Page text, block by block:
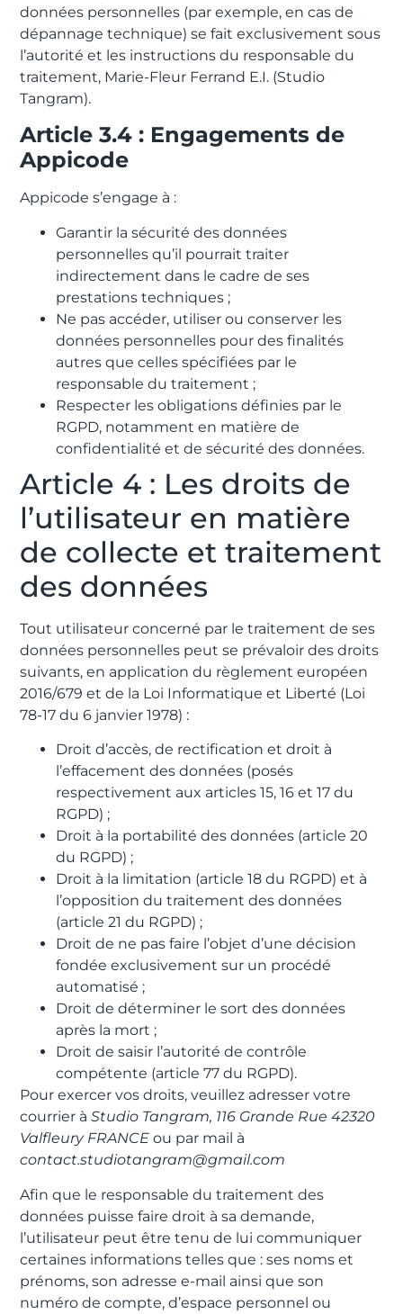
données personnelles (par exemple, en cas de
dépannage technique) se fait exclusivement sous
l’autorité et les instructions du responsable du
traitement, Marie-Fleur Ferrand E.I. (Studio
Tangram).
Article 3.4 : Engagements de
Appicode
Appicode s’engage à :
Garantir la sécurité des données
personnelles qu’il pourrait traiter
indirectement dans le cadre de ses
prestations techniques ;
Ne pas accéder, utiliser ou conserver les
données personnelles pour des finalités
autres que celles spécifiées par le
responsable du traitement ;
Respecter les obligations définies par le
RGPD, notamment en matière de
confidentialité et de sécurité des données.
Article 4 : Les droits de
l’utilisateur en matière
de collecte et traitement
des données
Tout utilisateur concerné par le traitement de ses
données personnelles peut se prévaloir des droits
suivants, en application du règlement européen
2016/679 et de la Loi Informatique et Liberté (Loi
78-17 du 6 janvier 1978) :
Droit d’accès, de rectification et droit à
l’effacement des données (posés
respectivement aux articles 15, 16 et 17 du
RGPD) ;
Droit à la portabilité des données (article 20
du RGPD) ;
Droit à la limitation (article 18 du RGPD) et à
l’opposition du traitement des données
(article 21 du RGPD) ;
Droit de ne pas faire l’objet d’une décision
fondée exclusivement sur un procédé
automatisé ;
Droit de déterminer le sort des données
après la mort ;
Droit de saisir l’autorité de contrôle
compétente (article 77 du RGPD).
Pour exercer vos droits, veuillez adresser votre
courrier àStudio Tangram, 116 Grande Rue 42320
Valfleury FRANCE ou par mail à
contact.studiotangram@gmail.com
Afin que le responsable du traitement des
données puisse faire droit à sa demande,
l’utilisateur peut être tenu de lui communiquer
certaines informations telles que : ses noms et
prénoms, son adresse e-mail ainsi que son
numéro de compte, d’espace personnel ou